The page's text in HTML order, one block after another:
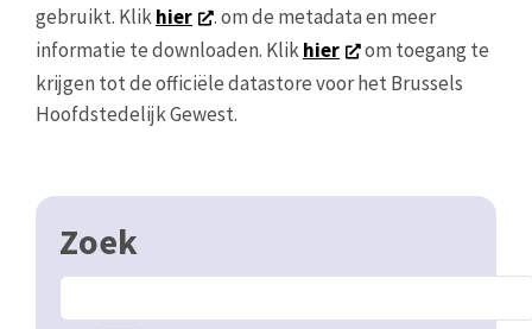
gebruikt. Klikhier
. om de metadata en meer
informatie te downloaden. Klikhier
om toegang te
krijgen tot de officiële datastore voor het Brussels
Hoofdstedelijk Gewest.
Zoek